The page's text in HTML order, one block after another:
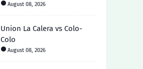
August 08, 2026
Union La Calera vs Colo-
Colo
August 08, 2026